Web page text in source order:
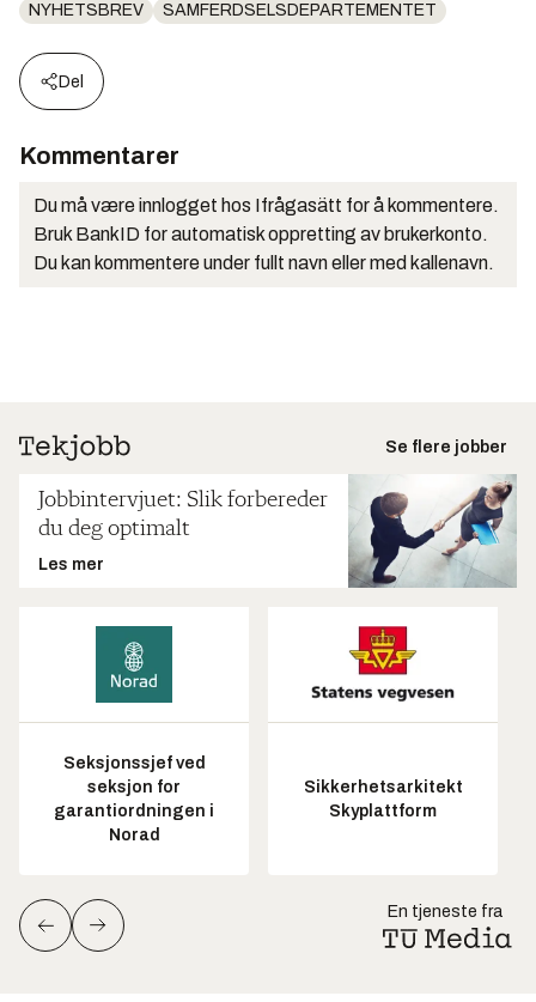
NYHETSBREV
SAMFERDSELSDEPARTEMENTET
Del
Kommentarer
Du må være innlogget hos Ifrågasätt for å kommentere.
Bruk BankID for automatisk oppretting av brukerkonto.
Du kan kommentere under fullt navn eller med kallenavn.
Se flere jobber
Jobbintervjuet: Slik forbereder
du deg optimalt
Les mer
Seksjonssjef ved
seksjon for
garantiordningen i
Norad
Sikkerhetsarkitekt
Skyplattform
En tjeneste fra